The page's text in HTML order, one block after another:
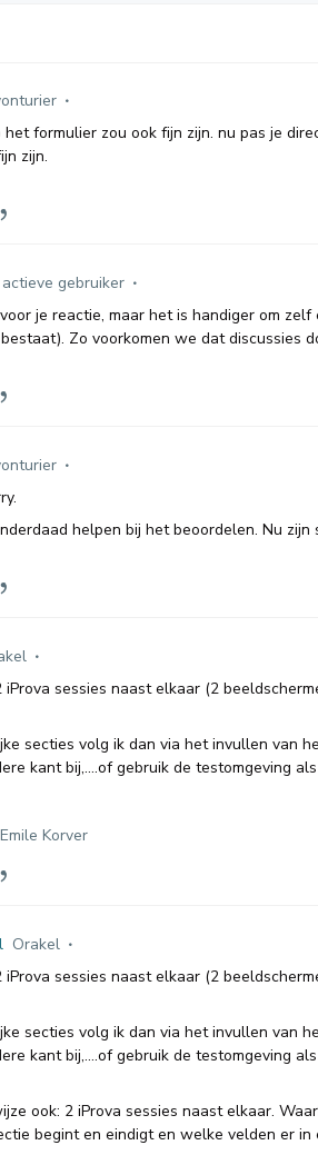
formulier zou ook fijn zijn. nu pas je
zijn.
gebruiker
je reactie, maar het is handiger om
Zo voorkomen we dat discussies
helpen bij het beoordelen. Nu zijn
sessies naast elkaar (2
secties volg ik dan via het invullen van
kant bij,….of gebruik de testomgeving
Korver
Orakel
sessies naast elkaar (2
secties volg ik dan via het invullen van
kant bij,….of gebruik de testomgeving
ook: 2 iProva sessies naast elkaar.
begint en eindigt en welke velden er in